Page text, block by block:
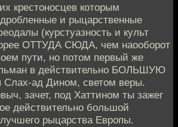
крестоносцев которым
и рыцарственные
(курстуазность и культ
ОТТУДА СЮДА, чем наооборот
пути, но потом первый же
в действительно БОЛЬШУЮ
Слах-ад Дином, светом веры.
зачет, под Хаттином ты зажег
действительно большой
рыцарства Европы.